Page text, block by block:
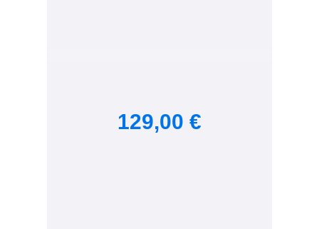
129,00 €